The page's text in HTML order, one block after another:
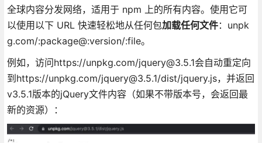
全球内容分发网络，适用于 npm 上的所有内容。使用它可
以使用以下 URL 快速轻松地从任何包加载任何文件：unpk
g.com/:package@:version/:file。
例如，访问https://unpkg.com/jquery@3.5.1会自动重定向
到https://unpkg.com/jquery@3.5.1/dist/jquery.js，并返回
v3.5.1版本的jQuery文件内容（如果不带版本号，会返回最
新的资源）：